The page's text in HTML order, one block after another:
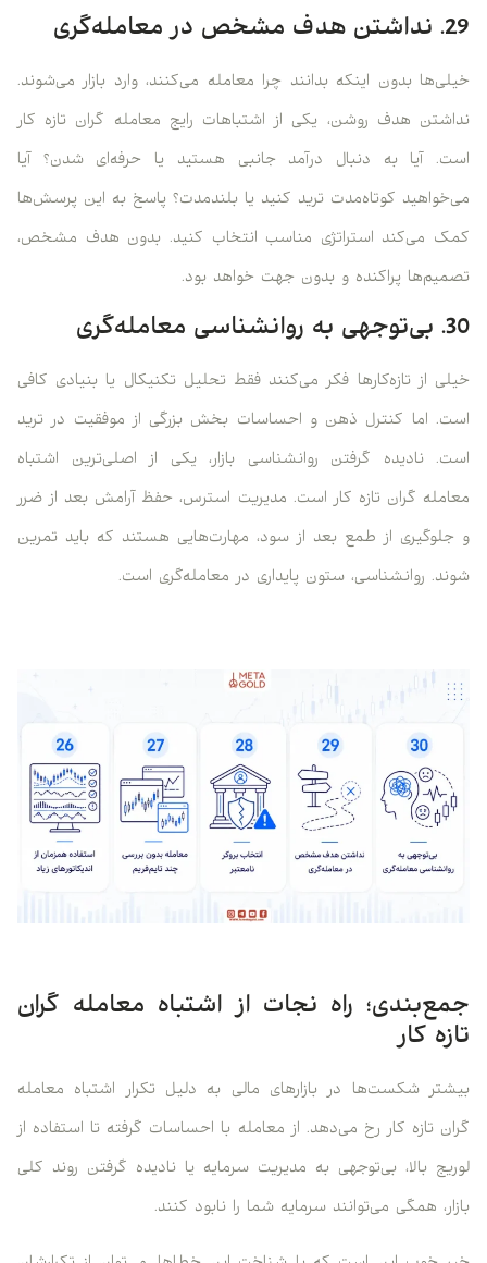
29. نداشتن هدف مشخص در معامله‌گری
خیلی‌ها بدون اینکه بدانند چرا معامله می‌کنند، وارد بازار می‌شوند.
نداشتن هدف روشن، یکی از اشتباهات رایج معامله گران تازه کار
است. آیا به دنبال درآمد جانبی هستید یا حرفه‌ای شدن؟ آیا
می‌خواهید کوتاه‌مدت ترید کنید یا بلندمدت؟ پاسخ به این پرسش‌ها
کمک می‌کند استراتژی مناسب انتخاب کنید. بدون هدف مشخص،
تصمیم‌ها پراکنده و بدون جهت خواهد بود.
30. بی‌توجهی به روانشناسی معامله‌گری
خیلی از تازه‌کارها فکر می‌کنند فقط تحلیل تکنیکال یا بنیادی کافی
است. اما کنترل ذهن و احساسات بخش بزرگی از موفقیت در ترید
است. نادیده گرفتن روانشناسی بازار، یکی از اصلی‌ترین اشتباه
معامله گران تازه کار است. مدیریت استرس، حفظ آرامش بعد از ضرر
و جلوگیری از طمع بعد از سود، مهارت‌هایی هستند که باید تمرین
شوند. روانشناسی، ستون پایداری در معامله‌گری است.
جمع‌بندی؛ راه نجات از اشتباه معامله گران
تازه کار
بیشتر شکست‌ها در بازارهای مالی به دلیل تکرار اشتباه معامله
گران تازه کار رخ می‌دهد. از معامله با احساسات گرفته تا استفاده از
لوریج بالا، بی‌توجهی به مدیریت سرمایه یا نادیده گرفتن روند کلی
بازار، همگی می‌توانند سرمایه شما را نابود کنند.